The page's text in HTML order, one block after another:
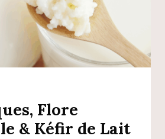
Flore
& Kéfir de Lait